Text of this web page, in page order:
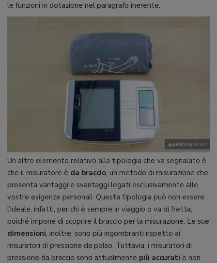
le funzioni in dotazione nel paragrafo inerente.
Un altro elemento relativo alla tipologia che va segnalato è
che il misuratore è da braccio, un metodo di misurazione che
presenta vantaggi e svantaggi legati esclusivamente alle
vostre esigenze personali. Questa tipologia può non essere
l’ideale, infatti, per chi è sempre in viaggio o va di fretta,
poiché impone di scoprire il braccio per la misurazione. Le sue
dimensioni, inoltre, sono più ingombranti rispetto ai
misuratori di pressione da polso. Tuttavia, i misuratori di
pressione da braccio sono attualmente più accurati e non